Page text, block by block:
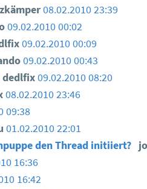
08.02.2010 23:39
09.02.2010 00:02
09.02.2010 00:09
09.02.2010 00:43
dedlfix09.02.2010 08:20
08.02.2010 23:46
09:38
01.02.2010 22:01
den Thread initiiert?
16:36
16:42